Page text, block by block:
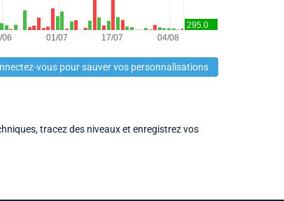
vous pour sauver vos personnalisations
tracez des niveaux et enregistrez vos